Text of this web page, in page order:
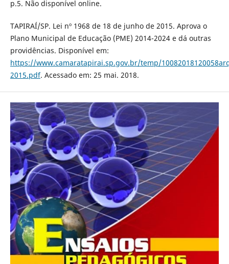
p.5. Não disponível online.
TAPIRAÍ/SP. Lei nº 1968 de 18 de junho de 2015. Aprova o
Plano Municipal de Educação (PME) 2014-2024 e dá outras
providências. Disponível em:
https://www.camaratapirai.sp.gov.br/temp/
2015.pdf. Acessado em: 25 mai. 2018.